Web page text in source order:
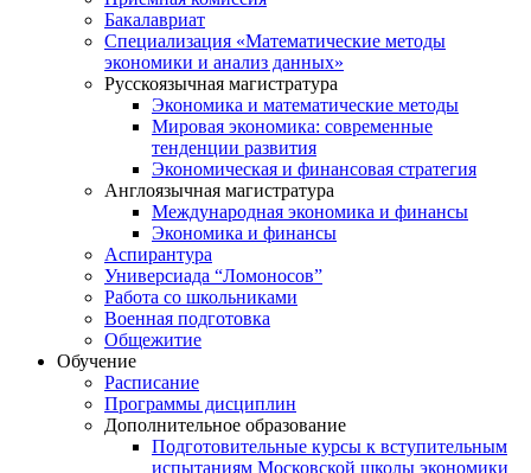
Бакалавриат
Специализация «Математические методы
экономики и анализ данных»
Русскоязычная магистратура
Экономика и математические методы
Мировая экономика: современные
тенденции развития
Экономическая и финансовая стратегия
Англоязычная магистратура
Международная экономика и финансы
Экономика и финансы
Аспирантура
Универсиада “Ломоносов”
Работа со школьниками
Военная подготовка
Общежитие
Обучение
Расписание
Программы дисциплин
Дополнительное образование
Подготовительные курсы к вступительным
испытаниям Московской школы экономики